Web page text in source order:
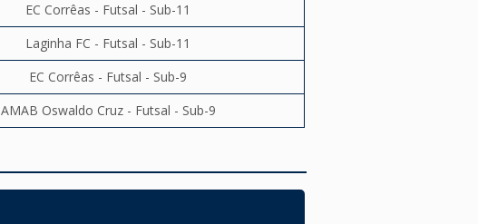
EC Corrêas - Futsal - Sub-11
Laginha FC - Futsal - Sub-11
EC Corrêas - Futsal - Sub-9
AMAB Oswaldo Cruz - Futsal - Sub-9